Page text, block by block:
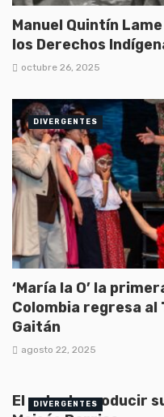
Manuel Quintín
los Derechos
octubre 26, 2025
‘María la O’ la
Colombia regresa
Gaitán
agosto 22, 2025
DIVERGENTES
El arte de producir
DIVERGENTES